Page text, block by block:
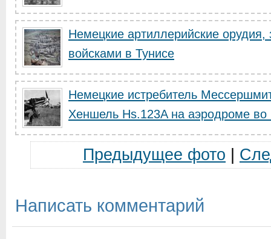
Немецкие артиллерийские
войсками в Тунисе
Немецкие истребитель
Хеншель Hs.123A на аэродроме во
Предыдущее фото
Написать комментарий